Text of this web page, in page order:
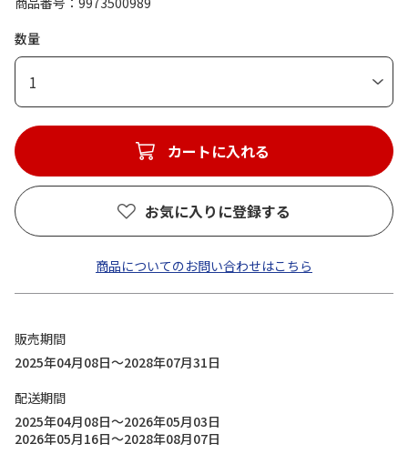
数量
1
カートに入れる
お気に入りに登録する
商品についてのお問い合わせはこちら
販売期間
2025年04月08日～2028年07月31日
配送期間
2025年04月08日～2026年05月03日
2026年05月16日～2028年08月07日